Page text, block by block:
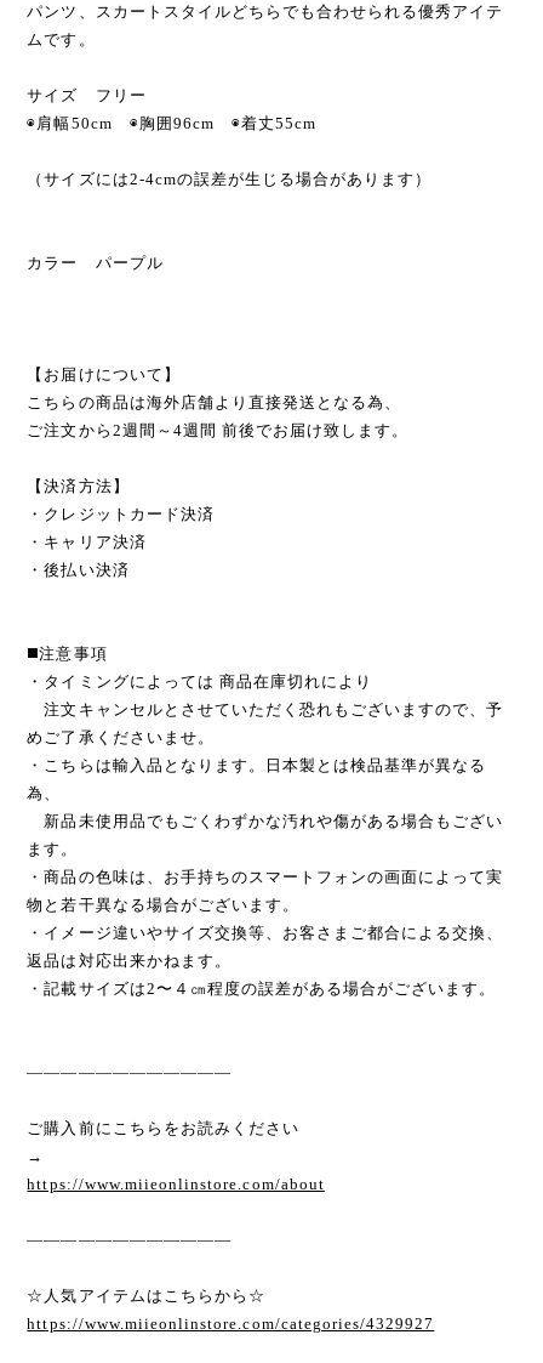
パンツ、スカートスタイルどちらでも合わせられる優秀アイテ
ムです。
サイズ フリー
◉肩幅50cm ◉胸囲96cm ◉着丈55cm
（サイズには2-4cmの誤差が生じる場合があります）
カラー パープル
【お届けについて】
こちらの商品は海外店舗より直接発送となる為、
ご注文から2週間～4週間 前後でお届け致します。
【決済方法】
・クレジットカード決済
・キャリア決済
・後払い決済
◼️注意事項
・タイミングによっては 商品在庫切れにより
注文キャンセルとさせていただく恐れもございますので、予
めご了承くださいませ。
・こちらは輸入品となります。日本製とは検品基準が異なる
為、
新品未使用品でもごくわずかな汚れや傷がある場合もござい
ます。
・商品の色味は、お手持ちのスマートフォンの画面によって実
物と若干異なる場合がございます。
・イメージ違いやサイズ交換等、お客さまご都合による交換、
返品は対応出来かねます。
・記載サイズは2〜４㎝程度の誤差がある場合がございます。
————————————
ご購入前にこちらをお読みください
→
https://www.miieonlinstore.com/about
————————————
☆人気アイテムはこちらから☆
https://www.miieonlinstore.com/categories/4329927